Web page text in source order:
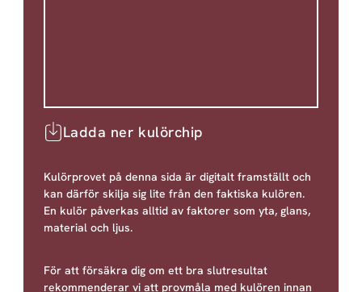
Ladda ner kulörchip
Kulörprovet på denna sida är digitalt framställt och
kan därför skilja sig lite från den faktiska kulören.
En kulör påverkas alltid av faktorer som yta, glans,
material och ljus.
För att försäkra dig om ett bra slutresultat
rekommenderar vi att provmåla med kulören innan